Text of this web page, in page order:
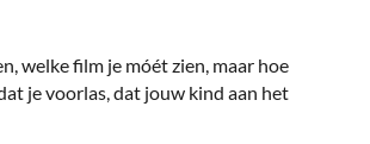
welke film je móét zien, maar hoe
je voorlas, dat jouw kind aan het